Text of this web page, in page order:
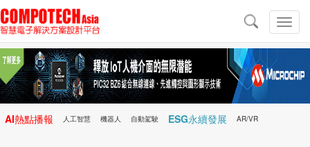
切
換
導
導
航
AI熱點播報 人工智慧 機器人 自動駕駛 ESG永續發展 AR/VR